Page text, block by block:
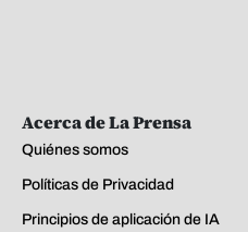
Acerca de La Prensa
Quiénes somos
Políticas de Privacidad
Principios de aplicación de IA